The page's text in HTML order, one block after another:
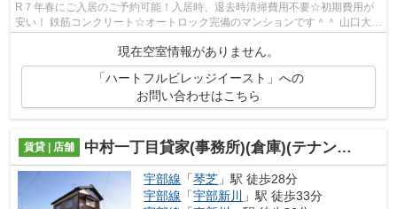
R７年春にご入居のご予約可能！入居時、退去時清掃費用不要☆初期費用が
安い！ 鉄筋コンクリート☆オートロック完備のマンションです＾＾ 山口大学
現在空室情報がありません。
「ハートフルビレッジイースト」への
お問い合わせはこちら
賃貸 | 店舗 中村一丁目貸家(事務所)(倉庫)(テナント)
宇部線 「琴芝 」駅 徒歩28分
宇部線 「宇部新川
」駅 徒歩33分